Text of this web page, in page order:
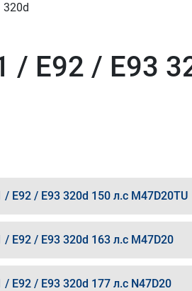
320d
/ E92 / E93
/ E92 / E93 320d 150 л.с M47D20TU
/ E92 / E93 320d 163 л.с M47D20
/ E92 / E93 320d 177 л.с N47D20